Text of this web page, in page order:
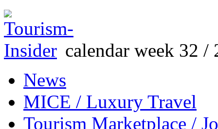
calendar week 32 /
News
MICE / Luxury Travel
Tourism Marketplace /